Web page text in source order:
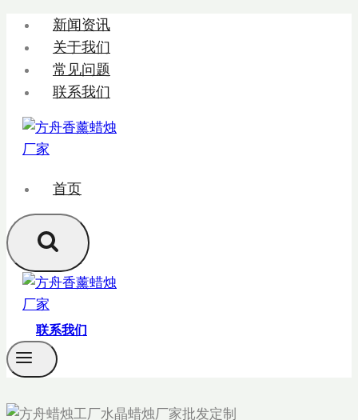
新闻资讯
关于我们
常见问题
联系我们
首页
联系我们